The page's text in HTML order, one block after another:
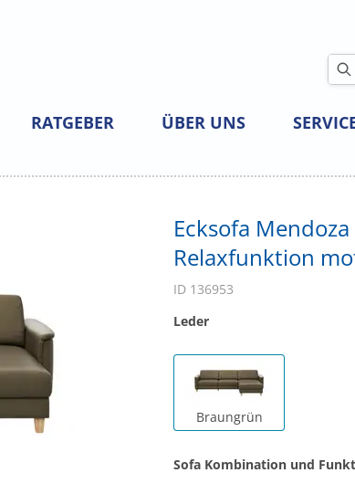
RATGEBER ÜBER UNS
Ecksofa
Relaxfunktion
ID 136953
Leder
Braungrün
Sofa Kombination und